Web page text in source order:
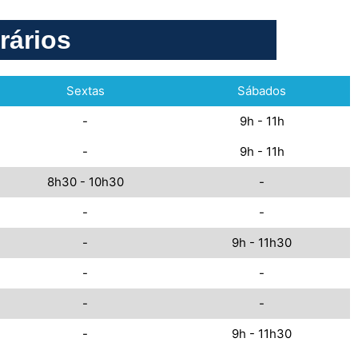
Sextas
Sábados
-
9h - 11h
-
9h - 11h
8h30 - 10h30
-
-
-
-
9h - 11h30
-
-
-
-
-
9h - 11h30